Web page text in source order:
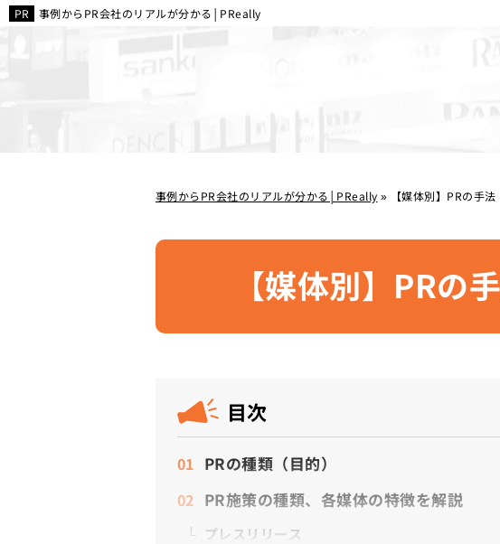
事例からPR会社のリアルが分かる│PReally
事例からPR会社のリアルが分かる│PReally » 【媒体別】PRの手
【媒体別】PRの
目次
PRの種類（目的）
PR施策の種類、各媒体の特徴を解説
プレスリリース